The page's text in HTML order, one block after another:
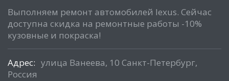
Выполняем ремонт автомобилей lexus. Сейчас
доступна скидка на ремонтные работы -10%
кузовные и покраска!
Адрес: улица Ванеева, 10 Санкт-Петербург,
Россия